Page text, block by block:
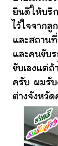
ยินดีให้บริ
ไว้ใจจาก
และสถาน
และคนขับ
ขับเองแต่ถ้
ครับ ผมรับ
ต่างจังหวัด